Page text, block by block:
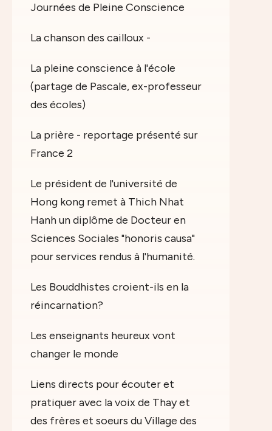
Journées de Pleine Conscience
La chanson des cailloux -
La pleine conscience à l'école
(partage de Pascale, ex-professeur
des écoles)
La prière - reportage présenté sur
France 2
Le président de l'université de
Hong kong remet à Thich Nhat
Hanh un diplôme de Docteur en
Sciences Sociales "honoris causa"
pour services rendus à l'humanité.
Les Bouddhistes croient-ils en la
réincarnation?
Les enseignants heureux vont
changer le monde
Liens directs pour écouter et
pratiquer avec la voix de Thay et
des frères et soeurs du Village des